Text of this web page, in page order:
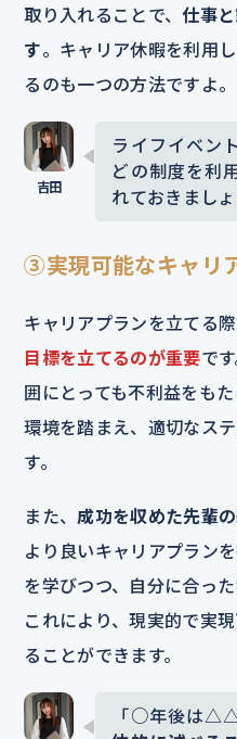
取り入れることで、仕事
す。キャリア休暇を利用
るのも一つの方法ですよ。
ライフイベン
どの制度を利
れておきましょ
③実現可能なキャリ
キャリアプランを立てる際
目標を立てるのが重要で
囲にとっても不利益をも
環境を踏まえ、適切なス
す。
また、 成功を収めた先輩
より良いキャリアプラン
を学びつつ、自分に合っ
これにより、現実的で実
ることができます。
「○年後は